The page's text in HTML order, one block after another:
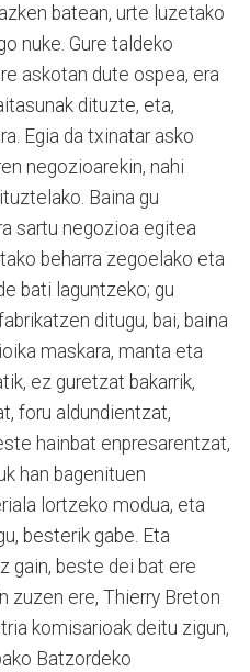
batean, urte luzetako
nuke. Gure taldeko
askotan dute ospea, era
dituzte, eta,
Egia da txinatar asko
negozioarekin, nahi
Baina gu
sartu negozioa egitea
beharra zegoelako eta
bati laguntzeko; gu
ditugu, bai, baina
maskara, manta eta
ez guretzat bakarrik,
foru aldundientzat,
hainbat enpresarentzat,
han bagenituen
lortzeko modua, eta
besterik gabe. Eta
gain, beste dei bat ere
zuzen ere, Thierry Breton
komisarioak deitu zigun,
Batzordeko